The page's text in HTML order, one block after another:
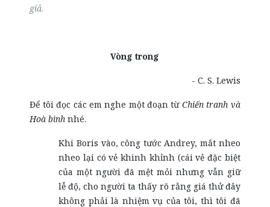
giả.
Vòng trong
- C. S. Lewis
Để tôi đọc các em nghe một đoạn từ Chiến tranh và
Hoà bình nhé.
Khi Boris vào, công tước Andrey, mắt nheo
nheo lại có vẻ khinh khỉnh (cái vẻ đặc biệt
của một người đã mệt mỏi nhưng vẫn giữ
lễ độ, cho người ta thấy rõ rằng giá thử đây
không phải là nhiệm vụ của tôi, thì tôi đã